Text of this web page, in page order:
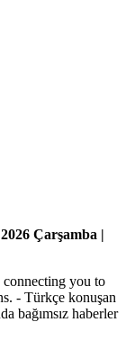
Çarşamba |
you to
- Türkçe konuşan
bağımsız haberler